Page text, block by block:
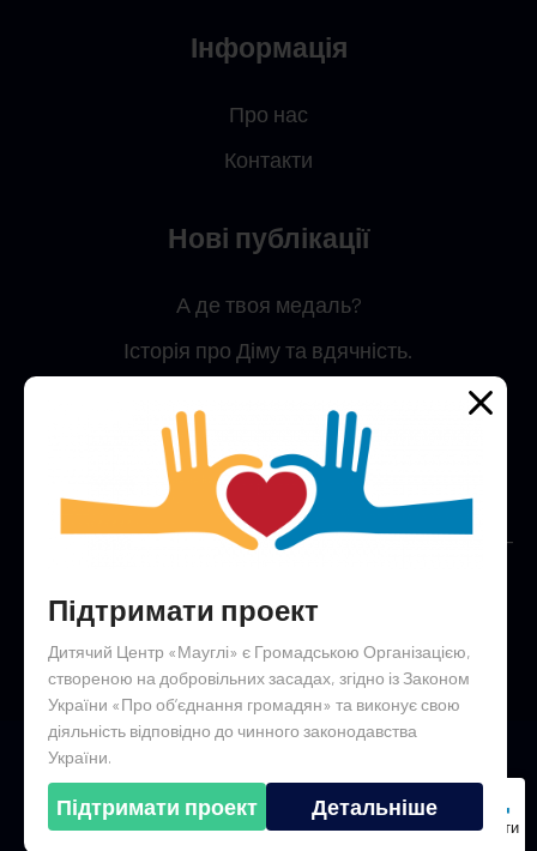
Інформація
Про нас
Контакти
Нові публікації
А де твоя медаль?
Історія про Діму та вдячність.
Анонси подій
Конкурс малюнку крейдою на асфальті “Україна –
Гостинна юрта незламності
(Розроблено за фінансової підтримки Razom, Ink.)
Політика приватності Контакти Інші наші політики
Підтримати проект
Дитячий Центр «Мауглі» є Громадською Організацією,
створеною на добровільних засадах, згідно із Законом
України «Про об’єднання громадян» та виконує свою
діяльність відповідно до чинного законодавства
України.
Підтримати проект Детальніше
Підтримати